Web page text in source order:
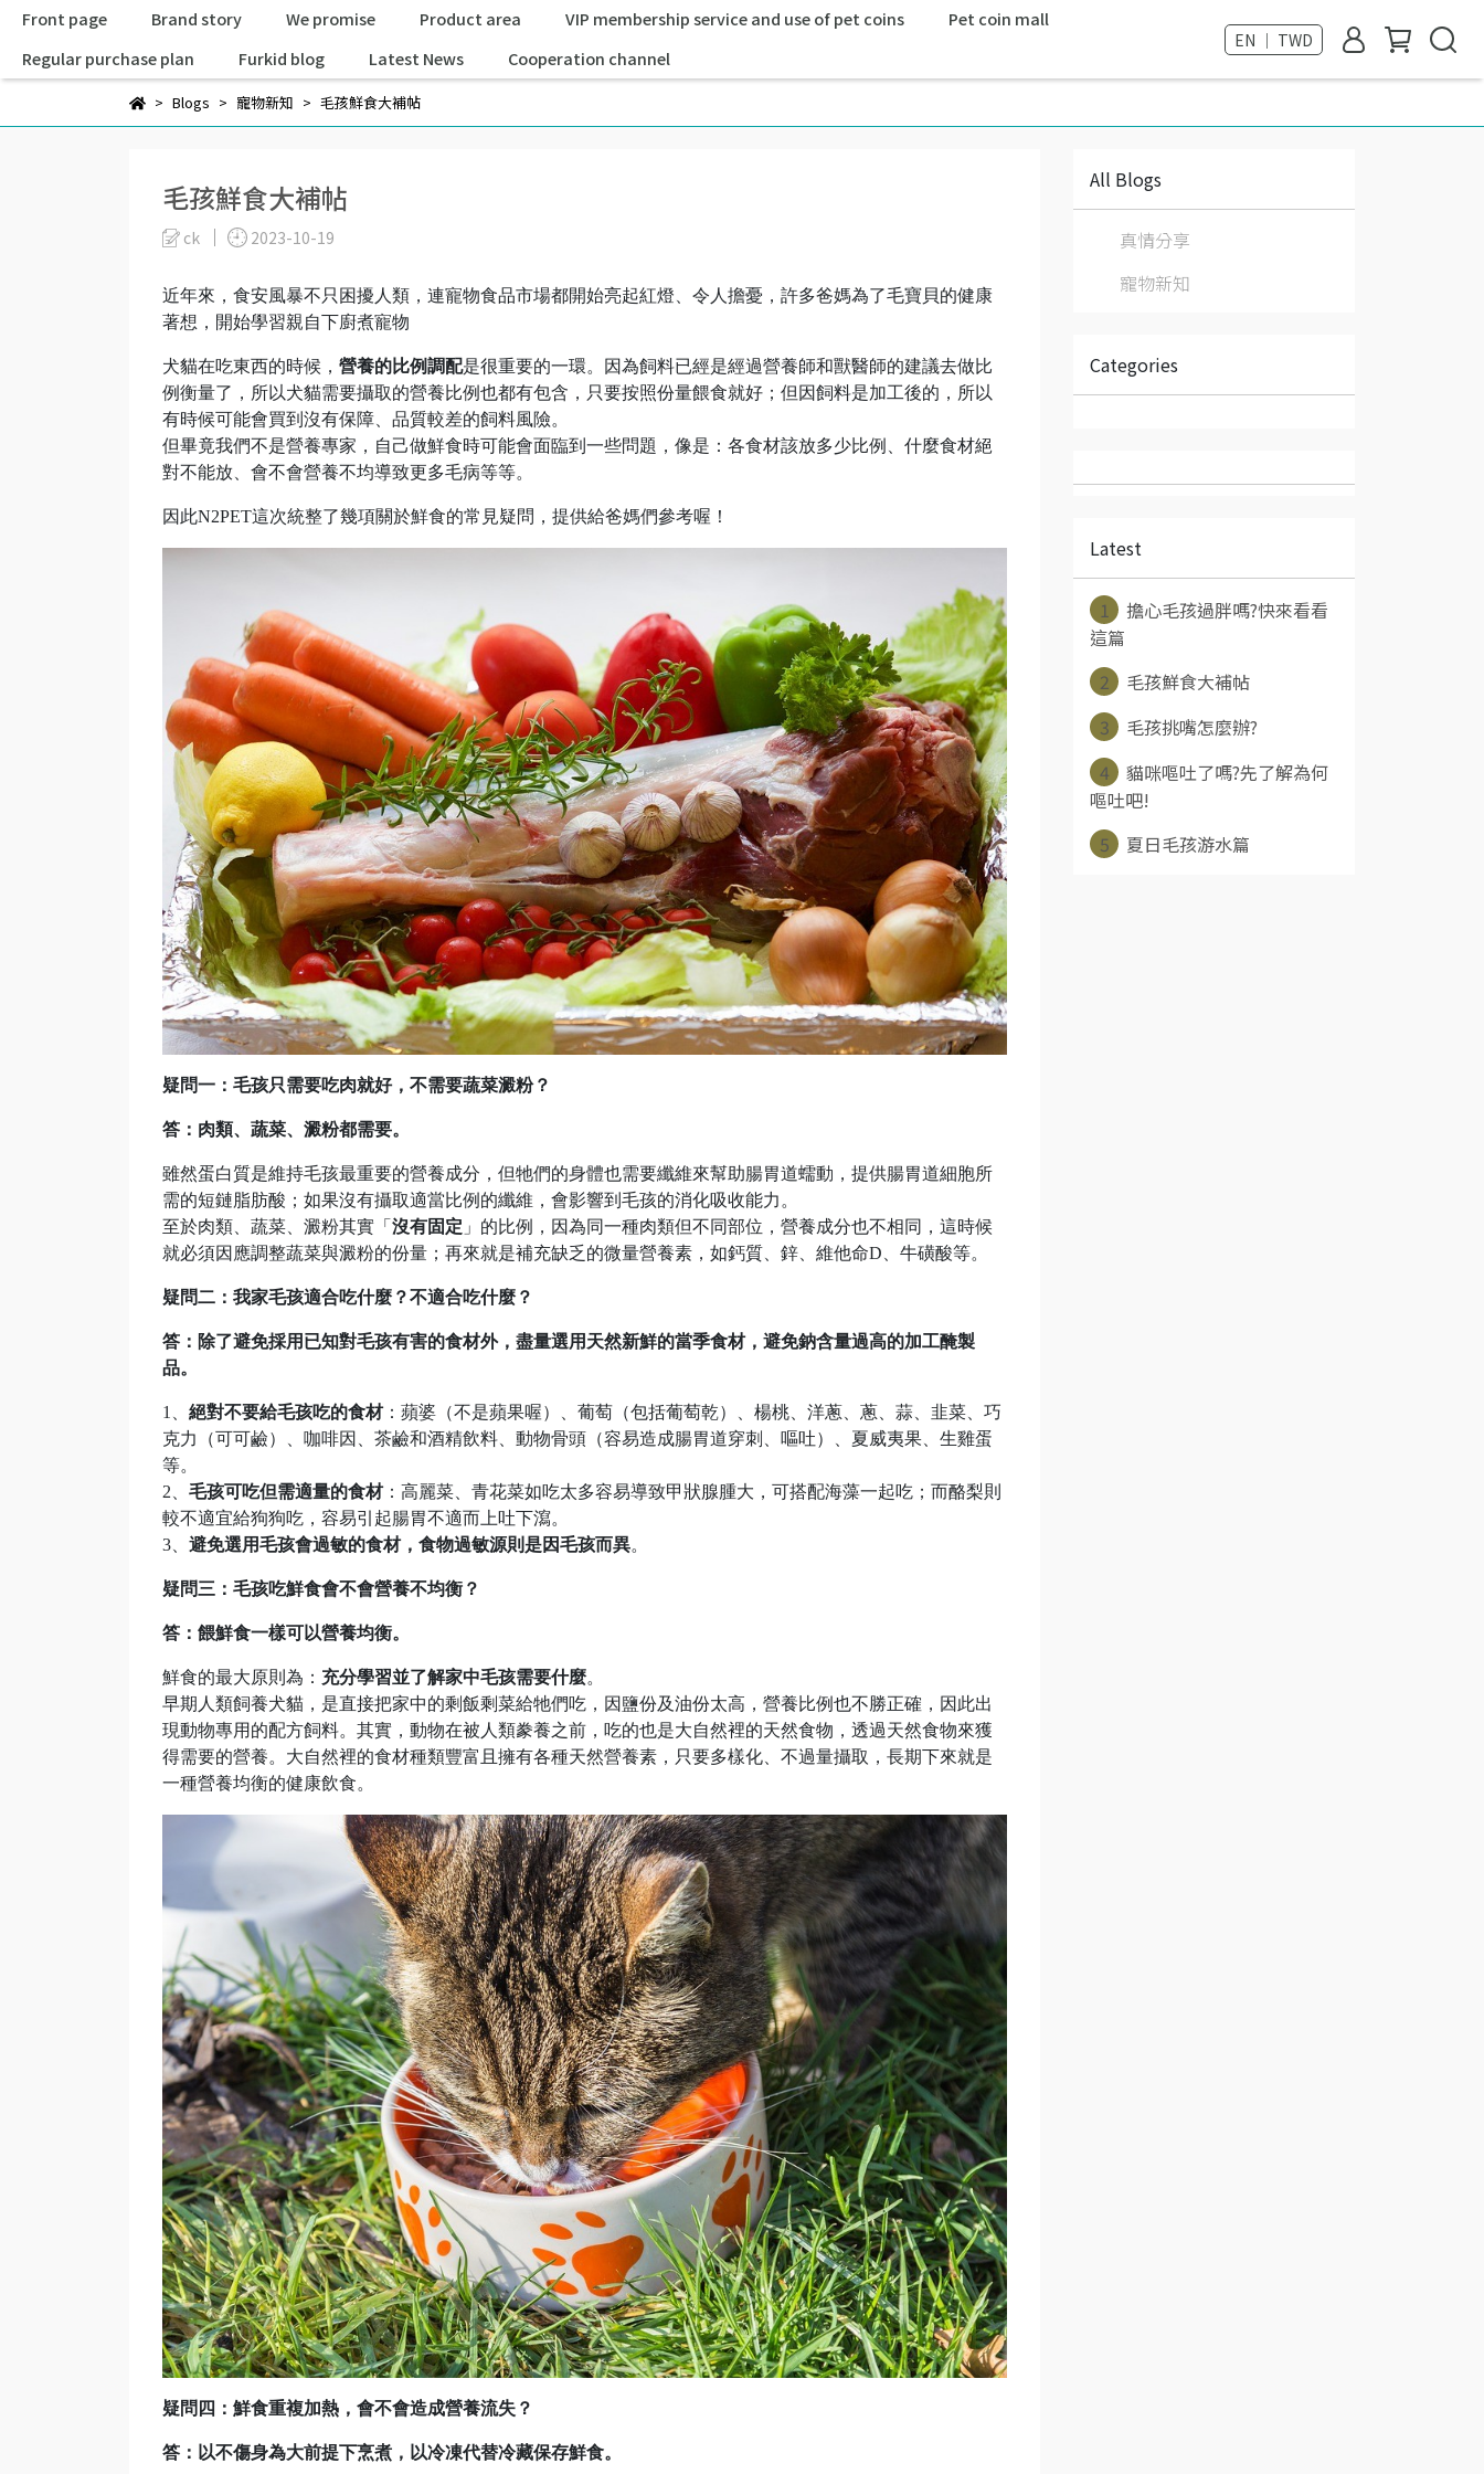
Front page Brand story We promise Product area VIP membership service and use of pet coins
Pet coin mall
Regular purchase plan
Furkid blog Latest News Cooperation channel
EN ｜ TWD
Blogs 寵物新知 毛孩鮮食大補帖
毛孩鮮食大補帖
ck 2023-10-19
近年來，食安風暴不只困擾人類，連寵物食品市場都開始亮起紅燈、令人擔憂，許多爸媽為了毛寶貝的健康
著想，開始學習親自下廚煮寵物
犬貓在吃東西的時候， 營養的比例調配是很重要的一環。因為飼料已經是經過營養師和獸醫師的建議去做比
例衡量了，所以犬貓需要攝取的營養比例也都有包含，只要按照份量餵食就好；但因飼料是加工後的，所以
有時候可能會買到沒有保障、品質較差的飼料風險。
但畢竟我們不是營養專家，自己做鮮食時可能會面臨到一些問題，像是：各食材該放多少比例、什麼食材絕
對不能放、會不會營養不均導致更多毛病等等。
因此N2PET這次統整了幾項關於鮮食的常見疑問，提供給爸媽們參考喔！
疑問一：毛孩只需要吃肉就好，不需要蔬菜澱粉？
答：肉類、蔬菜、澱粉都需要。
雖然蛋白質是維持毛孩最重要的營養成分，但牠們的身體也需要纖維來幫助腸胃道蠕動，提供腸胃道細胞所
需的短鏈脂肪酸；如果沒有攝取適當比例的纖維，會影響到毛孩的消化吸收能力。
至於肉類、蔬菜、澱粉其實「 沒有固定 」的比例，因為同一種肉類但不同部位，營養成分也不相同，這時候
就必須因應調整蔬菜與澱粉的份量；再來就是補充缺乏的微量營養素，如鈣質、鋅、維他命D、牛磺酸等。
疑問二：我家毛孩適合吃什麼？不適合吃什麼？
答：除了避免採用已知對毛孩有害的食材外，盡量選用天然新鮮的當季食材，避免鈉含量過高的加工醃製
品。
1、 絕對不要給毛孩吃的食材：蘋婆（不是蘋果喔）、葡萄（包括葡萄乾）、楊桃、洋蔥、蔥、蒜、韭菜、巧
克力（可可鹼）、咖啡因、茶鹼和酒精飲料、動物骨頭（容易造成腸胃道穿刺、嘔吐）、夏威夷果、生雞蛋
等。
2、 毛孩可吃但需適量的食材：高麗菜、青花菜如吃太多容易導致甲狀腺腫大，可搭配海藻一起吃；而酪梨則
較不適宜給狗狗吃，容易引起腸胃不適而上吐下瀉。
3、 避免選用毛孩會過敏的食材，食物過敏源則是因毛孩而異。
疑問三：毛孩吃鮮食會不會營養不均衡？
答：餵鮮食一樣可以營養均衡。
鮮食的最大原則為： 充分學習並了解家中毛孩需要什麼。
早期人類飼養犬貓，是直接把家中的剩飯剩菜給牠們吃，因鹽份及油份太高，營養比例也不勝正確，因此出
現動物專用的配方飼料。其實，動物在被人類豢養之前，吃的也是大自然裡的天然食物，透過天然食物來獲
得需要的營養。大自然裡的食材種類豐富且擁有各種天然營養素，只要多樣化、不過量攝取，長期下來就是
一種營養均衡的健康飲食。
疑問四：鮮食重複加熱，會不會造成營養流失？
答：以不傷身為大前提下烹煮，以冷凍代替冷藏保存鮮食。
All Blogs
真情分享
寵物新知
Categories
Latest
1
擔心毛孩過胖嗎?快來看看
這篇
2
毛孩鮮食大補帖
3
毛孩挑嘴怎麼辦?
4
貓咪嘔吐了嗎?先了解為何
嘔吐吧!
5
夏日毛孩游水篇